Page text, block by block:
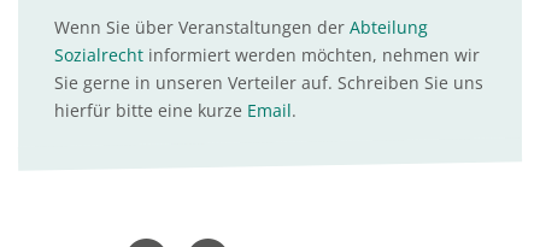
Wenn Sie über Veranstaltungen der Abteilung
Sozialrecht informiert werden möchten, nehmen wir
Sie gerne in unseren Verteiler auf. Schreiben Sie uns
hierfür bitte eine kurze Email.